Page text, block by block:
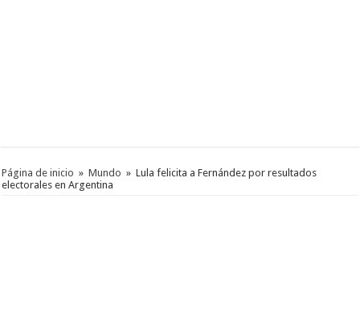
Página de inicio » Mundo » Lula felicita a Fernández por resultados
electorales en Argentina